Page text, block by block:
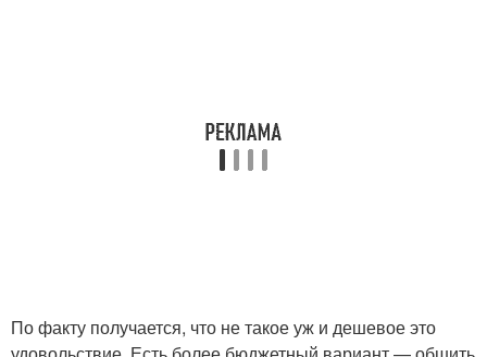
По факту получается, что не такое уж и дешевое это